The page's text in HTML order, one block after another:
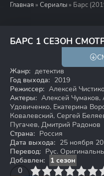
Главная » Сериалы » Барс
БАРС 1 СЕЗОН 5.9
Жанр: детектив
Год выхода: 2019
Режиссер: Алексей
Актеры: Алексей Чумаков,
Удовиченко, Екатерина
Ковалевский, Сергей
Пугачев, Дмитрий Радонов
Страна: Россия
Дата выхода: 25 ноября
Перевод: Рус.
Добавлен:
1 сезон
0
4 6 7 8 9 10